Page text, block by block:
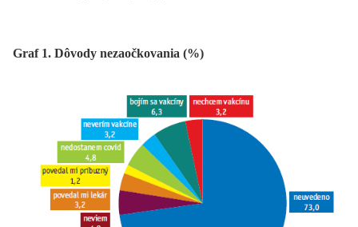
Graf 1. Dôvody nezaočkovania (%)